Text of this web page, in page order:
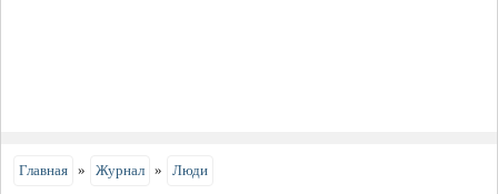
Главная » Журнал » Люди